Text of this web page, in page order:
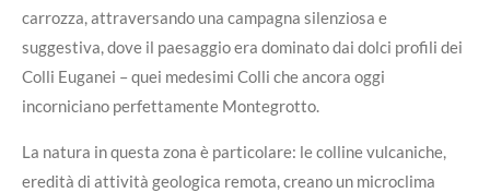
carrozza, attraversando una campagna silenziosa e
suggestiva, dove il paesaggio era dominato dai dolci profili dei
Colli Euganei – quei medesimi Colli che ancora oggi
incorniciano perfettamente Montegrotto.
La natura in questa zona è particolare: le colline vulcaniche,
eredità di attività geologica remota, creano un microclima